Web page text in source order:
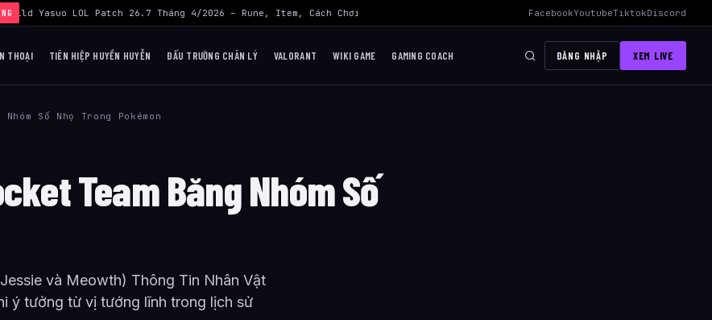
Build Yasuo LOL Patch 26.7 Tháng 4/2026 – Rune, Item, Cách Chơi Mid Hiệu Quả Nhất AWC 2026 Liên Quân Mobile – Lịch Thi Đấu,
FacebookYoutubeTiktokDiscord
THOẠI TIÊN HIỆP HUYỀN HUYỄN ĐẤU TRƯỜNG CHÂN LÝ VALORANT WIKI GAME GAMING COACH ĐĂNG NHẬP XEM LIVE
Số Nhọ Trong Pokémon
Team Băng Nhóm Số
và Meowth) Thông Tin Nhân Vật
ý tưởng từ vị tướng lĩnh trong lịch sử